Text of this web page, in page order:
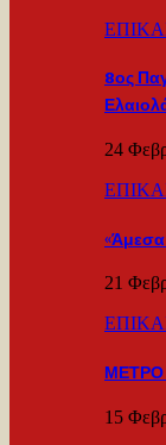
8ος
24
«Άμεσα
21
ΜΕΤΡΟ
15